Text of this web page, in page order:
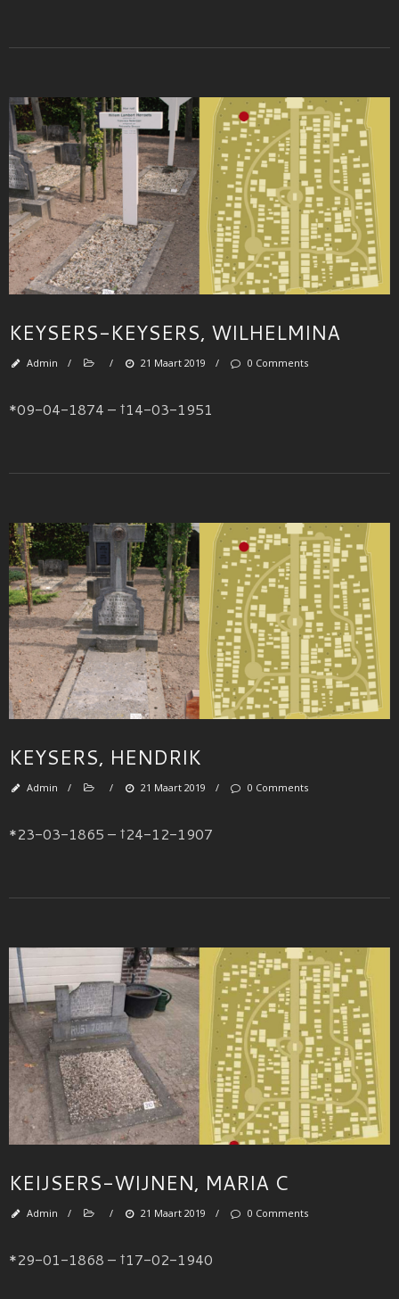
KEYSERS-KEYSERS, WILHELMINA
Admin / / 21 Maart 2019 / 0 Comments
*09-04-1874 – †14-03-1951
KEYSERS, HENDRIK
Admin / / 21 Maart 2019 / 0 Comments
*23-03-1865 – †24-12-1907
KEIJSERS-WIJNEN, MARIA C
Admin / / 21 Maart 2019 / 0 Comments
*29-01-1868 – †17-02-1940